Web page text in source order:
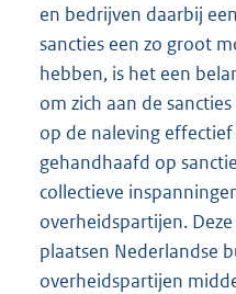
en bedrijven daarbij
sancties een zo groot
hebben, is het een
om zich aan de
op de naleving
gehandhaafd op
collectieve
overheidspartijen.
plaatsen Nederlandse
overheidspartijen